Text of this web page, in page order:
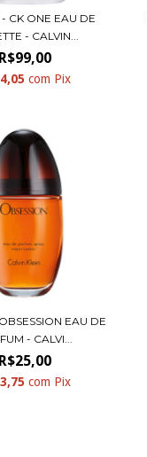
CK ONE EAU DE
- CALVIN...
R$99,00
com Pix
EAU DE
- CALVI...
R$25,00
com Pix